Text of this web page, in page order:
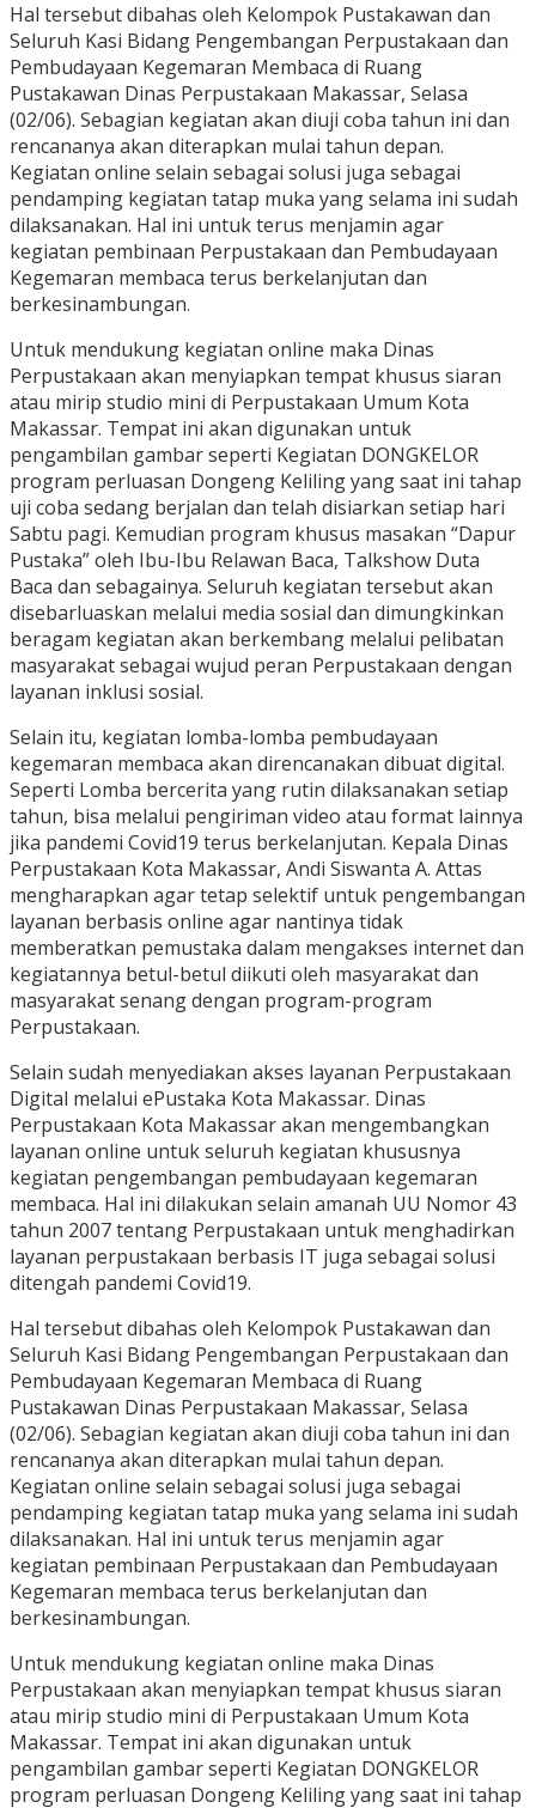
Hal tersebut dibahas oleh Kelompok Pustakawan dan
Seluruh Kasi Bidang Pengembangan Perpustakaan dan
Pembudayaan Kegemaran Membaca di Ruang
Pustakawan Dinas Perpustakaan Makassar, Selasa
(02/06). Sebagian kegiatan akan diuji coba tahun ini dan
rencananya akan diterapkan mulai tahun depan.
Kegiatan online selain sebagai solusi juga sebagai
pendamping kegiatan tatap muka yang selama ini sudah
dilaksanakan. Hal ini untuk terus menjamin agar
kegiatan pembinaan Perpustakaan dan Pembudayaan
Kegemaran membaca terus berkelanjutan dan
berkesinambungan.
Untuk mendukung kegiatan online maka Dinas
Perpustakaan akan menyiapkan tempat khusus siaran
atau mirip studio mini di Perpustakaan Umum Kota
Makassar. Tempat ini akan digunakan untuk
pengambilan gambar seperti Kegiatan DONGKELOR
program perluasan Dongeng Keliling yang saat ini tahap
uji coba sedang berjalan dan telah disiarkan setiap hari
Sabtu pagi. Kemudian program khusus masakan “Dapur
Pustaka” oleh Ibu-Ibu Relawan Baca, Talkshow Duta
Baca dan sebagainya. Seluruh kegiatan tersebut akan
disebarluaskan melalui media sosial dan dimungkinkan
beragam kegiatan akan berkembang melalui pelibatan
masyarakat sebagai wujud peran Perpustakaan dengan
layanan inklusi sosial.
Selain itu, kegiatan lomba-lomba pembudayaan
kegemaran membaca akan direncanakan dibuat digital.
Seperti Lomba bercerita yang rutin dilaksanakan setiap
tahun, bisa melalui pengiriman video atau format lainnya
jika pandemi Covid19 terus berkelanjutan. Kepala Dinas
Perpustakaan Kota Makassar, Andi Siswanta A. Attas
mengharapkan agar tetap selektif untuk pengembangan
layanan berbasis online agar nantinya tidak
memberatkan pemustaka dalam mengakses internet dan
kegiatannya betul-betul diikuti oleh masyarakat dan
masyarakat senang dengan program-program
Perpustakaan.
Selain sudah menyediakan akses layanan Perpustakaan
Digital melalui ePustaka Kota Makassar. Dinas
Perpustakaan Kota Makassar akan mengembangkan
layanan online untuk seluruh kegiatan khususnya
kegiatan pengembangan pembudayaan kegemaran
membaca. Hal ini dilakukan selain amanah UU Nomor 43
tahun 2007 tentang Perpustakaan untuk menghadirkan
layanan perpustakaan berbasis IT juga sebagai solusi
ditengah pandemi Covid19.
Hal tersebut dibahas oleh Kelompok Pustakawan dan
Seluruh Kasi Bidang Pengembangan Perpustakaan dan
Pembudayaan Kegemaran Membaca di Ruang
Pustakawan Dinas Perpustakaan Makassar, Selasa
(02/06). Sebagian kegiatan akan diuji coba tahun ini dan
rencananya akan diterapkan mulai tahun depan.
Kegiatan online selain sebagai solusi juga sebagai
pendamping kegiatan tatap muka yang selama ini sudah
dilaksanakan. Hal ini untuk terus menjamin agar
kegiatan pembinaan Perpustakaan dan Pembudayaan
Kegemaran membaca terus berkelanjutan dan
berkesinambungan.
Untuk mendukung kegiatan online maka Dinas
Perpustakaan akan menyiapkan tempat khusus siaran
atau mirip studio mini di Perpustakaan Umum Kota
Makassar. Tempat ini akan digunakan untuk
pengambilan gambar seperti Kegiatan DONGKELOR
program perluasan Dongeng Keliling yang saat ini tahap